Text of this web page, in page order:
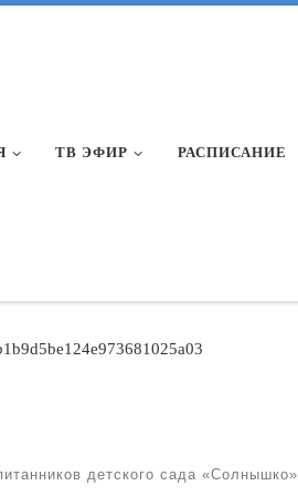
ТВ ЭФИР РАСПИСАНИЕ
детского сада «Солнышко»